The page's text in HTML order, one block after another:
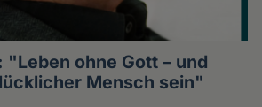
"Leben ohne Gott – und
Mensch sein"